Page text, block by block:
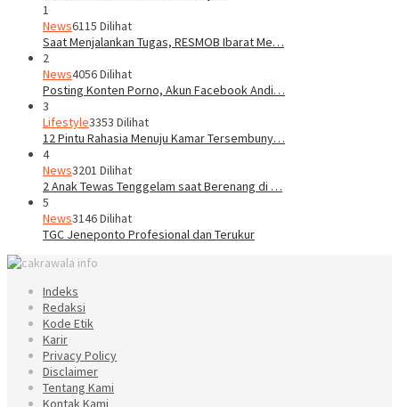
1
News6115 Dilihat
Saat Menjalankan Tugas, RESMOB Ibarat Me…
2
News4056 Dilihat
Posting Konten Porno, Akun Facebook Andi…
3
Lifestyle3353 Dilihat
12 Pintu Rahasia Menuju Kamar Tersembuny…
4
News3201 Dilihat
2 Anak Tewas Tenggelam saat Berenang di …
5
News3146 Dilihat
TGC Jeneponto Profesional dan Terukur
Indeks
Redaksi
Kode Etik
Karir
Privacy Policy
Disclaimer
Tentang Kami
Kontak Kami